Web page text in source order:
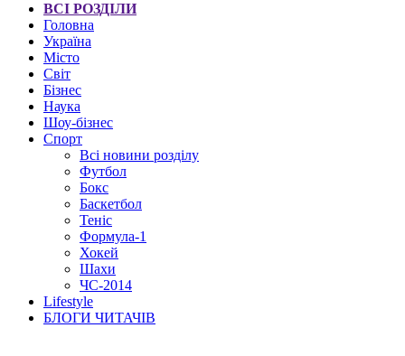
ВСІ РОЗДІЛИ
Головна
Україна
Місто
Світ
Бізнес
Наука
Шоу-бізнес
Спорт
Всі новини розділу
Футбол
Бокс
Баскетбол
Теніс
Формула-1
Хокей
Шахи
ЧС-2014
Lifestyle
БЛОГИ ЧИТАЧІВ